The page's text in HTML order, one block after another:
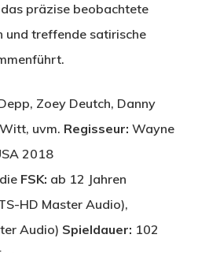
präzise beobachtete
und treffende satirische
Zoey Deutch, Danny
uvm. Regisseur: Wayne
2018
FSK: ab 12 Jahren
HD Master Audio),
Audio) Spieldauer: 102